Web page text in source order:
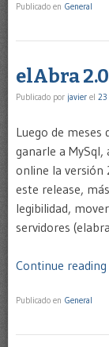
Publicado en General
elAbra 2.0
Publicado por javier el 23
Luego de meses
ganarle a
online la versión
este release,
legibilidad,
servidores
Continue reading
Publicado en General